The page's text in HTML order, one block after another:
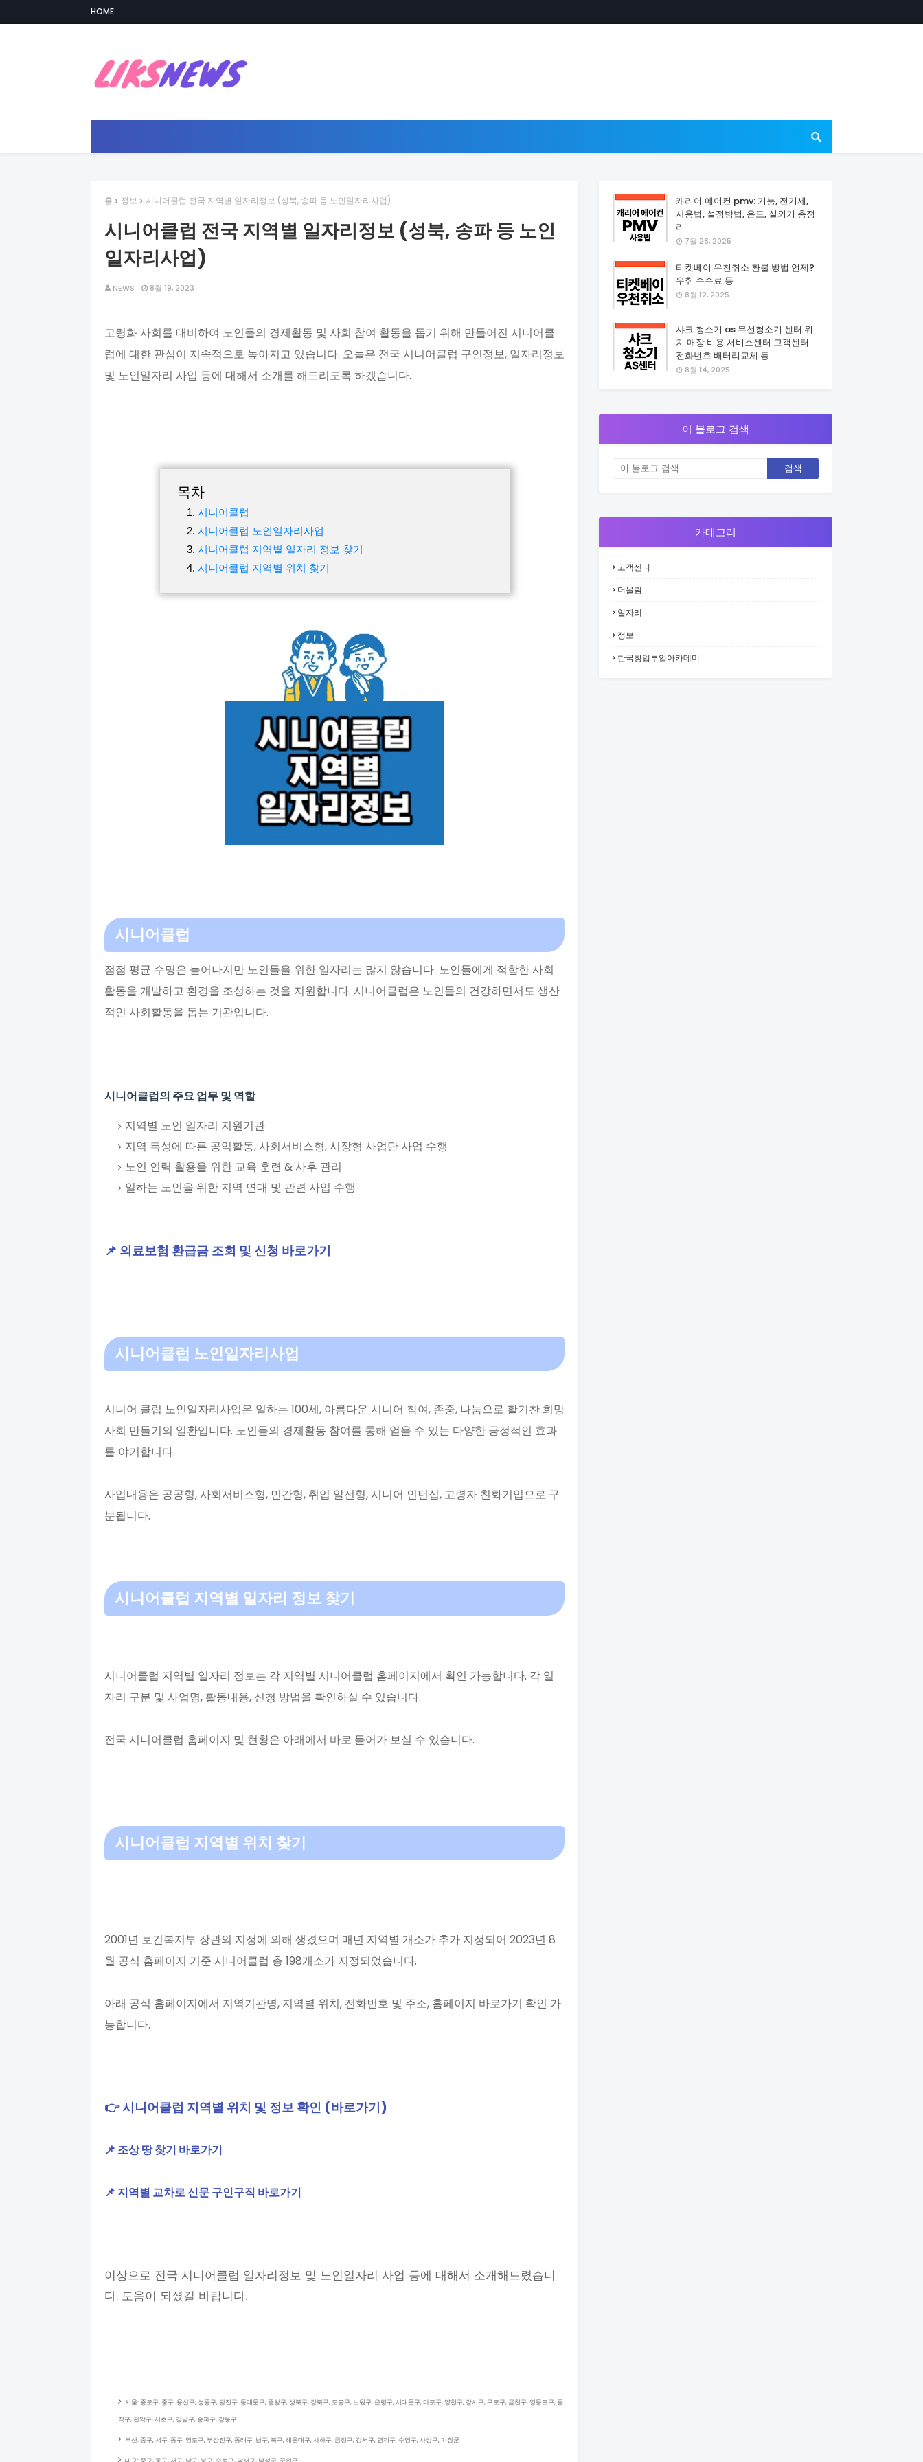
HOME
홈 정보 시니어클럽 전국 지역별 일자리정보 (성북, 송파 등 노인일자리사업)
시니어클럽 전국 지역별 일자리정보 (성북, 송파 등 노인
일자리사업)
NEWS 8월 19, 2023
고령화 사회를 대비하여 노인들의 경제활동 및 사회 참여 활동을 돕기 위해 만들어진 시니어클
럽에 대한 관심이 지속적으로 높아지고 있습니다. 오늘은 전국 시니어클럽 구인정보, 일자리정보
및 노인일자리 사업 등에 대해서 소개를 해드리도록 하겠습니다.
목차
시니어클럽
시니어클럽 노인일자리사업
시니어클럽 지역별 일자리 정보 찾기
시니어클럽 지역별 위치 찾기
시니어클럽
점점 평균 수명은 늘어나지만 노인들을 위한 일자리는 많지 않습니다. 노인들에게 적합한 사회
활동을 개발하고 환경을 조성하는 것을 지원합니다. 시니어클럽은 노인들의 건강하면서도 생산
적인 사회활동을 돕는 기관입니다.
시니어클럽의 주요 업무 및 역할
지역별 노인 일자리 지원기관
지역 특성에 따른 공익활동, 사회서비스형, 시장형 사업단 사업 수행
노인 인력 활용을 위한 교육 훈련 & 사후 관리
일하는 노인을 위한 지역 연대 및 관련 사업 수행
📌 의료보험 환급금 조회 및 신청 바로가기
시니어클럽 노인일자리사업
시니어 클럽 노인일자리사업은 일하는 100세, 아름다운 시니어 참여, 존중, 나눔으로 활기찬 희망
사회 만들기의 일환입니다. 노인들의 경제활동 참여를 통해 얻을 수 있는 다양한 긍정적인 효과
를 야기합니다.
사업내용은 공공형, 사회서비스형, 민간형, 취업 알선형, 시니어 인턴십, 고령자 친화기업으로 구
분됩니다.
시니어클럽 지역별 일자리 정보 찾기
시니어클럽 지역별 일자리 정보는 각 지역별 시니어클럽 홈페이지에서 확인 가능합니다. 각 일
자리 구분 및 사업명, 활동내용, 신청 방법을 확인하실 수 있습니다.
전국 시니어클럽 홈페이지 및 현황은 아래에서 바로 들어가 보실 수 있습니다.
시니어클럽 지역별 위치 찾기
2001년 보건복지부 장관의 지정에 의해 생겼으며 매년 지역별 개소가 추가 지정되어 2023년 8
월 공식 홈페이지 기준 시니어클럽 총 198개소가 지정되었습니다.
아래 공식 홈페이지에서 지역기관명, 지역별 위치, 전화번호 및 주소, 홈페이지 바로가기 확인 가
능합니다.
👉 시니어클럽 지역별 위치 및 정보 확인 (바로가기)
📌 조상 땅 찾기 바로가기
📌 지역별 교차로 신문 구인구직 바로가기
이상으로 전국 시니어클럽 일자리정보 및 노인일자리 사업 등에 대해서 소개해드렸습니
다. 도움이 되셨길 바랍니다.
서울: 종로구, 중구, 용산구, 성동구, 광진구, 동대문구, 중랑구, 성북구, 강북구, 도봉구, 노원구, 은평구, 서대문구, 마포구, 양천구, 강서구, 구로구, 금천구, 영등포구, 동
작구, 관악구, 서초구, 강남구, 송파구, 강동구
부산: 중구, 서구, 동구, 영도구, 부산진구, 동래구, 남구, 북구, 해운대구, 사하구, 금정구, 강서구, 연제구, 수영구, 사상구, 기장군
캐리어 에어컨 pmv: 기능, 전기세,
사용법, 설정방법, 온도, 실외기 총정
리
7월 28, 2025
티켓베이 우천취소 환불 방법 언제?
우취 수수료 등
8월 12, 2025
샤크 청소기 as 무선청소기 센터 위
치 매장 비용 서비스센터 고객센터
전화번호 배터리교체 등
8월 14, 2025
이 블로그 검색
카테고리
고객센터
더올림
일자리
정보
한국창업부업아카데미